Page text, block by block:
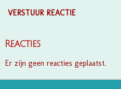
VERSTUUR REACTIE
Reacties
Er zijn geen reacties geplaatst.